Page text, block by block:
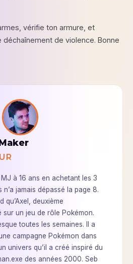
vérifie ton armure, et
de violence. Bonne
à 16 ans en achetant les 3
n’a jamais dépassé la page 8.
qu’Axel, deuxième
sur un jeu de rôle Pokémon.
toutes les semaines. Il a
campagne Pokémon dans
univers qu’il a créé inspiré du
des années 2000. Seb